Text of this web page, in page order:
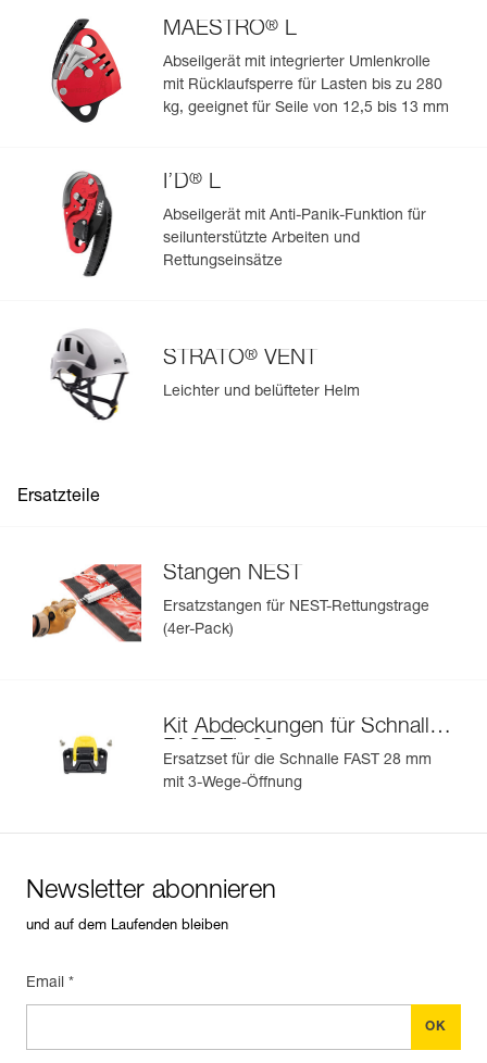
- Set mit vier Längsstangen (Referenz S61904), als
Ersatzteile verfügbar.
Herstellungsdatum an.
Mehr erfahren
MAESTRO® L
Abseilgerät mit integrierter Umlenkrolle
mit Rücklaufsperre für Lasten bis zu 280
kg, geeignet für Seile von 12,5 bis 13 mm
I’D® L
Abseilgerät mit Anti-Panik-Funktion für
seilunterstützte Arbeiten und
Rettungseinsätze
STRATO® VENT
Leichter und belüfteter Helm
Ersatzteile
Stangen NEST
Ersatzstangen für NEST-Rettungstrage
(4er-Pack)
Kit Abdeckungen für Schnalle
FAST TL 28 mm
Ersatzset für die Schnalle FAST 28 mm
mit 3-Wege-Öffnung
Newsletter abonnieren
und auf dem Laufenden bleiben
Email *